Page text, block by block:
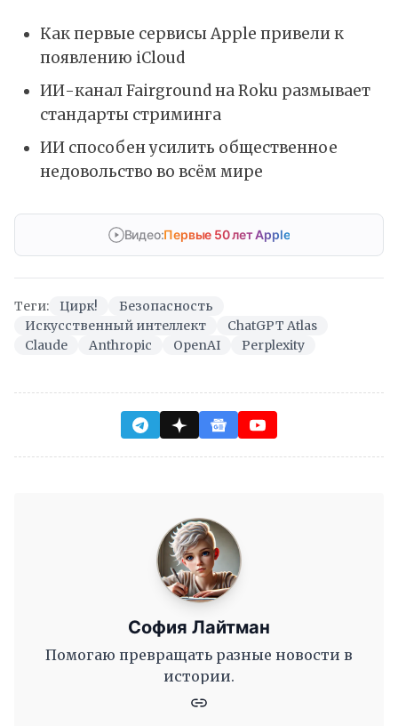
Как первые сервисы Apple привели к
появлению iCloud
ИИ-канал Fairground на Roku размывает
стандарты стриминга
ИИ способен усилить общественное
недовольство во всём мире
Видео:Первые 50 лет Apple
Теги: Цирк!
Безопасность
Искусственный интеллект
ChatGPT Atlas
Claude
Anthropic OpenAI Perplexity
София Лайтман
Помогаю превращать разные новости в
истории.